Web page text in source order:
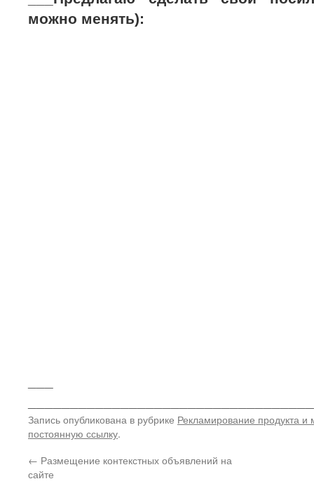
можно менять):
Запись опубликована в рубрике Рекламирование продукта и
постоянную ссылку.
← Размещение контекстных объявлений на
сайте